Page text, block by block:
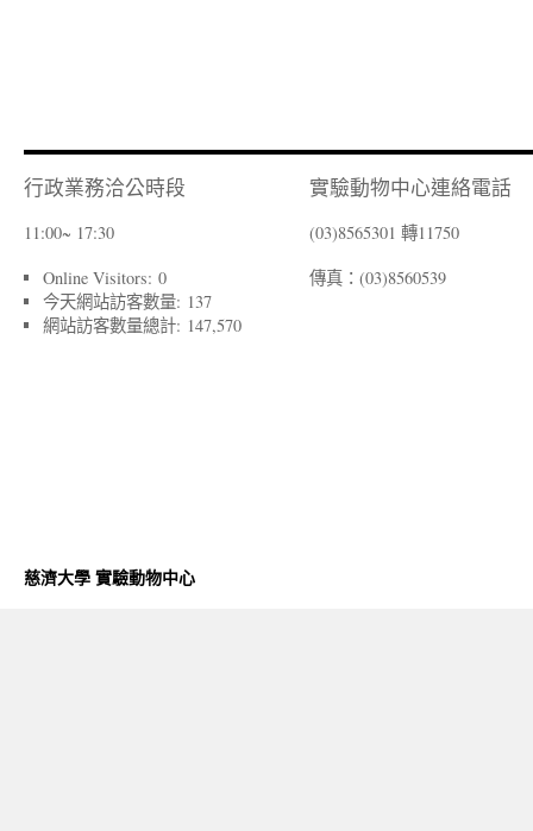
行政業務洽公時段
11:00~ 17:30
Online Visitors: 0
今天網站訪客數量: 137
網站訪客數量總計: 147,570
實驗動物中心連絡電話
(03)8565301 轉11750
傳真：(03)8560539
慈濟大學 實驗動物中心